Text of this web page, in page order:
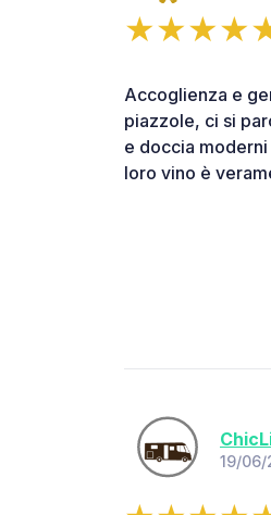
Accoglienza e
piazzole, ci si
e doccia
loro vino è
19/